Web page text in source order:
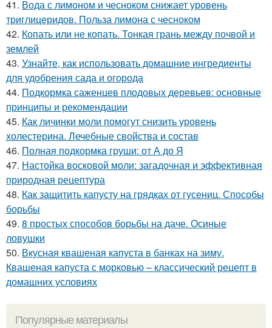
41. Вода с лимоном и чесноком снижает уровень
триглицеридов. Польза лимона с чесноком
42. Копать или не копать. Тонкая грань между почвой и
землей
43. Узнайте, как использовать домашние ингредиенты
для удобрения сада и огорода
44. Подкормка саженцев плодовых деревьев: основные
принципы и рекомендации
45. Как личинки моли помогут снизить уровень
холестерина. Лечебные свойства и состав
46. Полная подкормка груши: от А до Я
47. Настойка восковой моли: загадочная и эффективная
природная рецептура
48. Как защитить капусту на грядках от гусениц. Способы
борьбы
49. 8 простых способов борьбы на даче. Осиные
ловушки
50. Вкусная квашеная капуста в банках на зиму.
Квашеная капуста с морковью – классический рецепт в
домашних условиях
Популярные материалы